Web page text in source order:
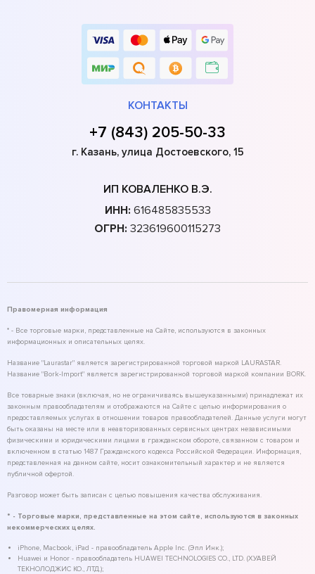
КОНТАКТЫ
+7 (843) 205-50-33
г. Казань, улица Достоевского, 15
ИП КОВАЛЕНКО В.Э.
ИНН: 616485835533
ОГРН: 323619600115273
Правомерная информация
* - Все торговые марки, представленные на Сайте, используются в законных
информационных и описательных целях.
Название "Laurastar" является зарегистрированной торговой маркой LAURASTAR.
Название "Bork-Import" является зарегистрированной торговой маркой компании BORK.
Все товарные знаки (включая, но не ограничиваясь вышеуказанными) принадлежат их
законным правообладателям и отображаются на Сайте с целью информирования о
предоставляемых услугах в отношении товаров правообладателей. Данные услуги могут
быть оказаны на месте или в неавторизованных сервисных центрах независимыми
физическими и юридическими лицами в гражданском обороте, связанном с товаром и
включенном в статью 1487 Гражданского кодекса Российской Федерации. Информация,
представленная на данном сайте, носит ознакомительный характер и не является
публичной офертой.
Разговор может быть записан с целью повышения качества обслуживания.
* - Торговые марки, представленные на этом сайте, используются в законных
некоммерческих целях.
iPhone, Macbook, iPad - правообладатель Apple Inc. (Эпл Инк.);
Huawei и Honor - правообладатель HUAWEI TECHNOLOGIES CO., LTD. (ХУАВЕЙ
ТЕКНОЛОДЖИС КО., ЛТД.);